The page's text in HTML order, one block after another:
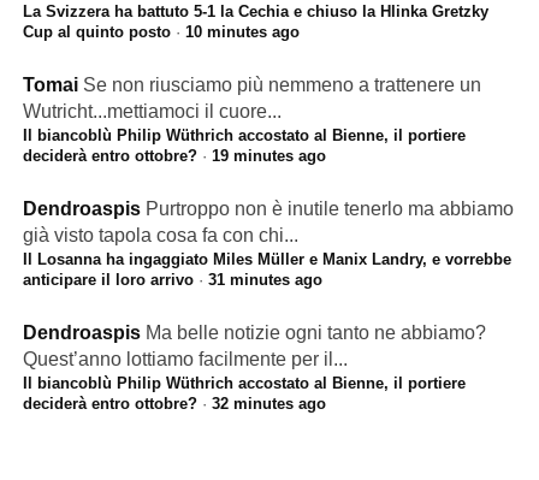
La Svizzera ha battuto 5-1 la Cechia e chiuso la Hlinka Gretzky
Cup al quinto posto· 10 minutes ago
Tomai Se non riusciamo più nemmeno a trattenere un
Wutricht...mettiamoci il cuore...
Il biancoblù Philip Wüthrich accostato al Bienne, il portiere
deciderà entro ottobre?· 19 minutes ago
Dendroaspis Purtroppo non è inutile tenerlo ma abbiamo
già visto tapola cosa fa con chi...
Il Losanna ha ingaggiato Miles Müller e Manix Landry, e vorrebbe
anticipare il loro arrivo· 31 minutes ago
Dendroaspis Ma belle notizie ogni tanto ne abbiamo?
Quest’anno lottiamo facilmente per il...
Il biancoblù Philip Wüthrich accostato al Bienne, il portiere
deciderà entro ottobre?· 32 minutes ago